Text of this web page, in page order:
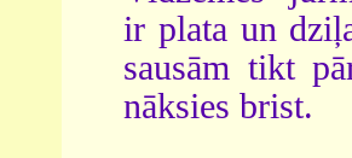
ir plata un
sausām tikt
nāksies brist.